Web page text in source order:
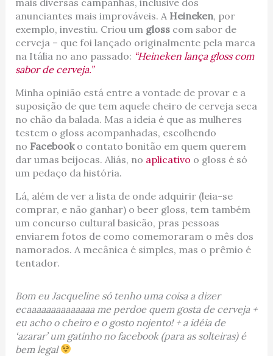
anunciantes mais improváveis. A Heineken, por
exemplo, investiu. Criou um glosscom sabor de
cerveja – que foi lançado originalmente pela marca
na Itália no ano passado: “Heineken lança gloss com
sabor de cerveja.”
Minha opinião está entre a vontade de provar e a
suposição de que tem aquele cheiro de cerveja seca
no chão da balada. Mas a ideia é que as mulheres
testem o gloss acompanhadas, escolhendo
no Facebooko contato bonitão em quem querem
dar umas beijocas. Aliás, no aplicativo o gloss é só
um pedaço da história.
Lá, além de ver a lista de onde adquirir (leia-se
comprar, e não ganhar) o beer gloss, tem também
um concurso cultural basicão, pras pessoas
enviarem fotos de como comemoraram o mês dos
namorados. A mecânica é simples, mas o prêmio é
tentador.
Bom eu Jacqueline só tenho uma coisa a dizer
ecaaaaaaaaaaaaaa me perdoe quem gosta de cerveja +
eu acho o cheiro e o gosto nojento! + a idéia de
‘azarar’ um gatinho no facebook (para as solteiras) é
bem legal